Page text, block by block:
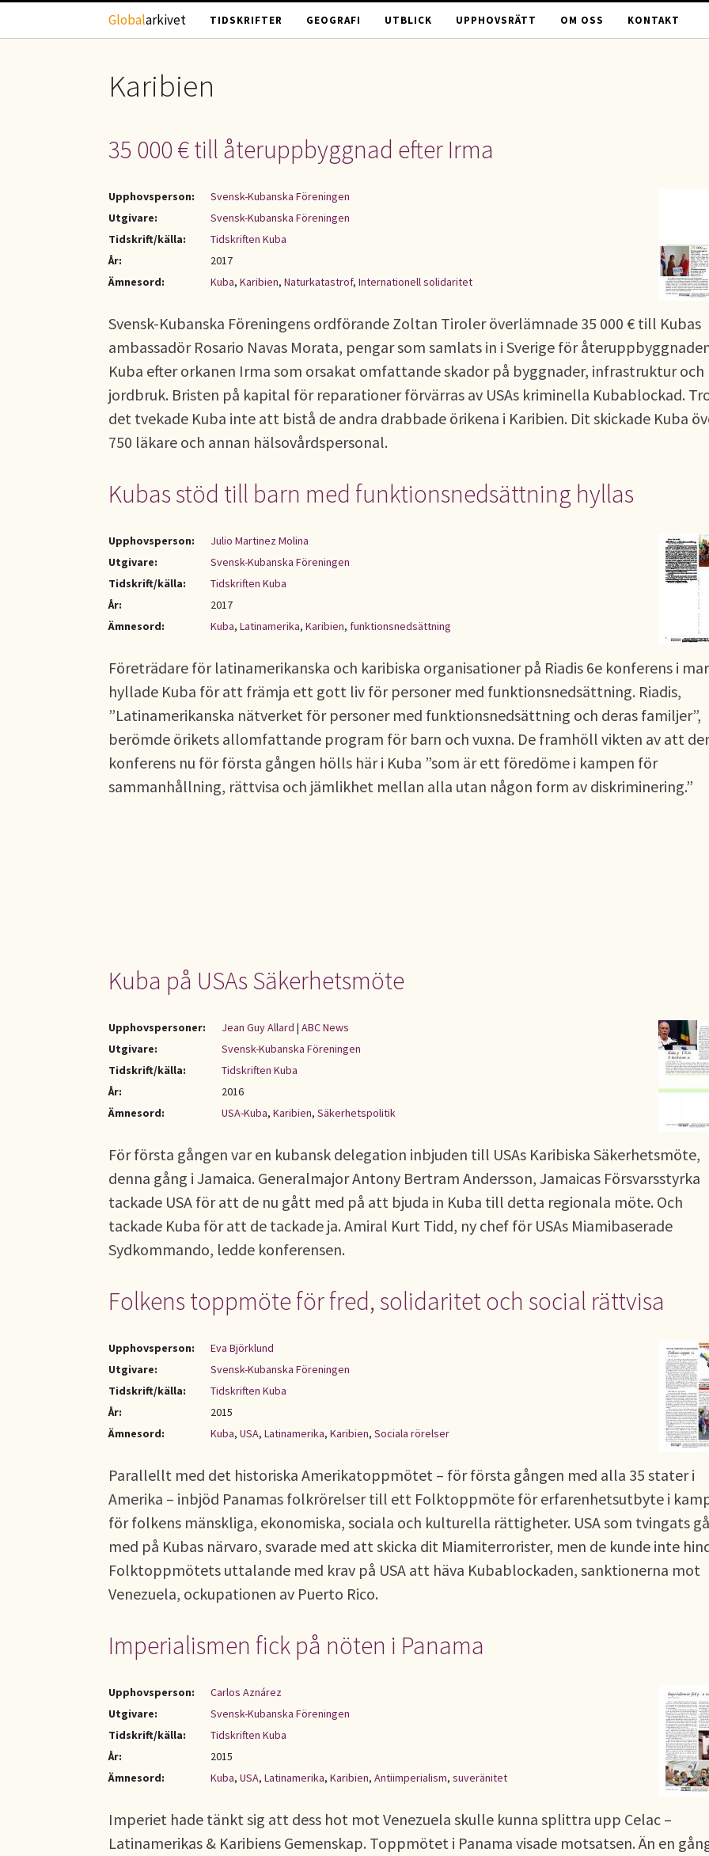
Hoppa till huvudinnehåll
Globalarkivet TIDSKRIFTER GEOGRAFI UTBLICK UPPHOVSRÄTT OM OSS KONTAKT
Karibien
35 000 € till återuppbyggnad efter Irma
Upphovsperson:
Svensk-Kubanska Föreningen
Utgivare:
Svensk-Kubanska Föreningen
Tidskrift/källa:
Tidskriften Kuba
År:
2017
Ämnesord:
Kuba, Karibien, Naturkatastrof, Internationell solidaritet
Svensk-Kubanska Föreningens ordförande Zoltan Tiroler överlämnade 35 000 € till Kubas
ambassadör Rosario Navas Morata, pengar som samlats in i Sverige för
Kuba efter orkanen Irma som orsakat omfattande skador på byggnader, infrastruktur och
jordbruk. Bristen på kapital för reparationer förvärras av USAs kriminella Kubablockad.
det tvekade Kuba inte att bistå de andra drabbade örikena i Karibien. Dit skickade Kuba
750 läkare och annan hälsovårdspersonal.
Kubas stöd till barn med funktionsnedsättning hyllas
Upphovsperson:
Julio Martinez Molina
Utgivare:
Svensk-Kubanska Föreningen
Tidskrift/källa:
Tidskriften Kuba
År:
2017
Ämnesord:
Kuba, Latinamerika, Karibien, funktionsnedsättning
Företrädare för latinamerikanska och karibiska organisationer på Riadis 6e konferens i
hyllade Kuba för att främja ett gott liv för personer med funktionsnedsättning. Riadis,
”Latinamerikanska nätverket för personer med funktionsnedsättning och deras familjer”,
berömde örikets allomfattande program för barn och vuxna. De framhöll vikten av att
konferens nu för första gången hölls här i Kuba ”som är ett föredöme i kampen för
sammanhållning, rättvisa och jämlikhet mellan alla utan någon form av diskriminering.”
Kuba på USAs Säkerhetsmöte
Upphovspersoner: Jean Guy Allard | ABC News
Utgivare:
Svensk-Kubanska Föreningen
Tidskrift/källa:
Tidskriften Kuba
År:
2016
Ämnesord:
USA-Kuba, Karibien, Säkerhetspolitik
För första gången var en kubansk delegation inbjuden till USAs Karibiska Säkerhetsmöte,
denna gång i Jamaica. Generalmajor Antony Bertram Andersson, Jamaicas Försvarsstyrka
tackade USA för att de nu gått med på att bjuda in Kuba till detta regionala möte. Och
tackade Kuba för att de tackade ja. Amiral Kurt Tidd, ny chef för USAs Miamibaserade
Sydkommando, ledde konferensen.
Folkens toppmöte för fred, solidaritet och social rättvisa
Upphovsperson:
Eva Björklund
Utgivare:
Svensk-Kubanska Föreningen
Tidskrift/källa:
Tidskriften Kuba
År:
2015
Ämnesord:
Kuba, USA, Latinamerika, Karibien, Sociala rörelser
Parallellt med det historiska Amerikatoppmötet – för första gången med alla 35 stater i
Amerika – inbjöd Panamas folkrörelser till ett Folktoppmöte för erfarenhetsutbyte i
för folkens mänskliga, ekonomiska, sociala och kulturella rättigheter. USA som tvingats gå
med på Kubas närvaro, svarade med att skicka dit Miamiterrorister, men de kunde inte
Folktoppmötets uttalande med krav på USA att häva Kubablockaden, sanktionerna mot
Venezuela, ockupationen av Puerto Rico.
Imperialismen fick på nöten i Panama
Upphovsperson:
Carlos Aznárez
Utgivare:
Svensk-Kubanska Föreningen
Tidskrift/källa:
Tidskriften Kuba
År:
2015
Ämnesord:
Kuba, USA, Latinamerika, Karibien, Antiimperialism, suveränitet
Imperiet hade tänkt sig att dess hot mot Venezuela skulle kunna splittra upp Celac –
Latinamerikas & Karibiens Gemenskap. Toppmötet i Panama visade motsatsen. Än en